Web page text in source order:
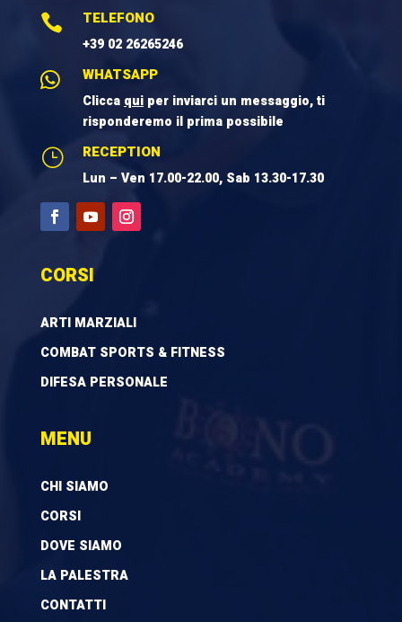
 TELEFONO
+39 02 26265246
 WHATSAPP
Clicca quiper inviarci un messaggio, ti
risponderemo il prima possibile
} RECEPTION
Lun – Ven 17.00-22.00, Sab 13.30-17.30
CORSI
ARTI MARZIALI
COMBAT SPORTS & FITNESS
DIFESA PERSONALE
MENU
CHI SIAMO
CORSI
DOVE SIAMO
LA PALESTRA
CONTATTI